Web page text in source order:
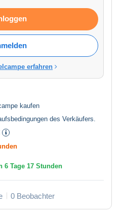
erfahren
kaufen
des Verkäufers
6 Tage 17 Stunden
0 Beobachter